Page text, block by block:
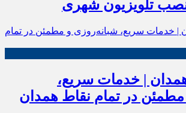
تلویزیون شهری
همدان | خدمات سریع،
در تمام نقاط همدان